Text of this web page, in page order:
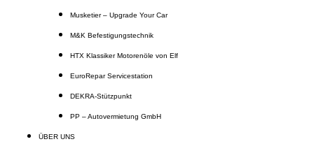
Musketier – Upgrade Your Car
M&K Befestigungstechnik
HTX Klassiker Motorenöle von Elf
EuroRepar Servicestation
DEKRA-Stützpunkt
PP – Autovermietung GmbH
ÜBER UNS